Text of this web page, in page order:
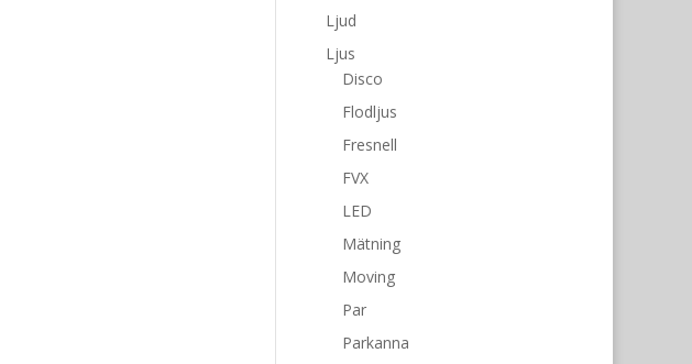
Ljud
Ljus
Disco
Flodljus
Fresnell
FVX
LED
Mätning
Moving
Par
Parkanna